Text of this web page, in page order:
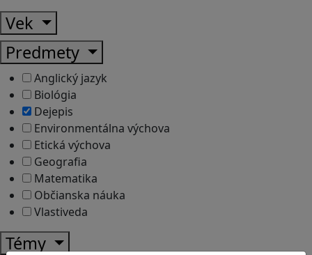
Vek
Predmety
Anglický jazyk
Biológia
Dejepis
Environmentálna výchova
Etická výchova
Geografia
Matematika
Občianska náuka
Vlastiveda
Témy